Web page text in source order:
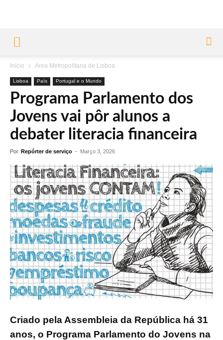
Início Área Metropolitana de Lisboa
Lisboa País Portugal e o Mundo
Programa Parlamento dos
Jovens vai pôr alunos a
debater literacia financeira
Por Repórter de serviço - Março 3, 2026
Criado pela Assembleia da República há 31
anos, o Programa Parlamento do Jovens na